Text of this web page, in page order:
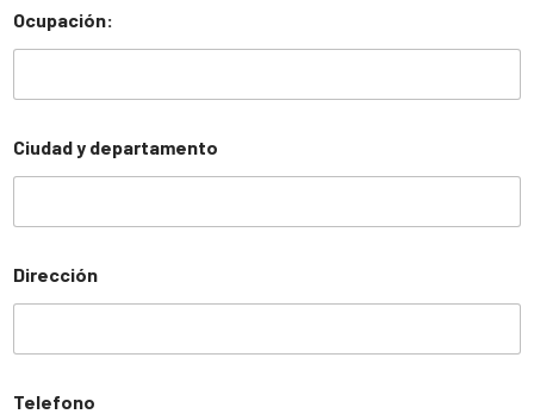
Ocupación:
Ciudad y departamento
Dirección
Telefono